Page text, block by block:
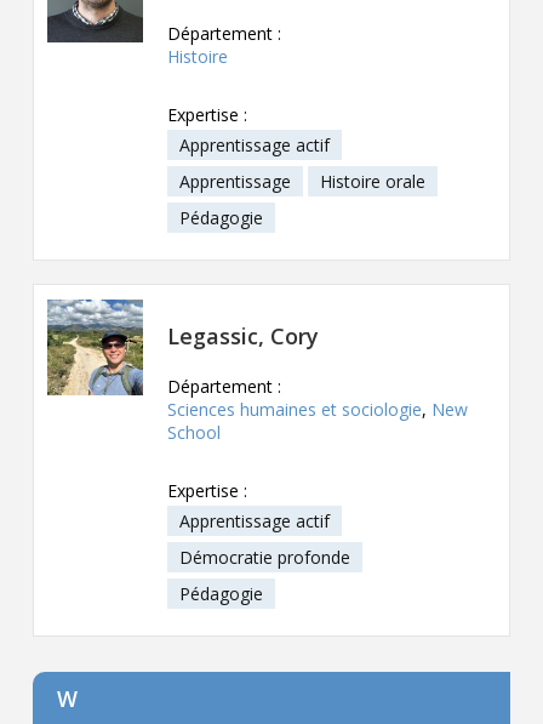
Département :
Histoire
Expertise :
Apprentissage actif
Apprentissage
Histoire orale
Pédagogie
Legassic, Cory
Département :
Sciences humaines et sociologie, New
School
Expertise :
Apprentissage actif
Démocratie profonde
Pédagogie
W